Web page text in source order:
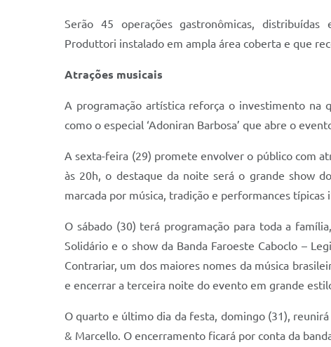
Serão 45 operações gastronômicas,
Produttori instalado em ampla área coberta e que
Atrações musicais
A programação artística reforça o investimento na
como o especial ‘Adoniran Barbosa’ que abre o
A sexta-feira (29) promete envolver o público com
às 20h, o destaque da noite será o grande show
marcada por música, tradição e performances típicas
O sábado (30) terá programação para toda a
Solidário e o show da Banda Faroeste Caboclo –
Contrariar, um dos maiores nomes da música
e encerrar a terceira noite do evento em grande
O quarto e último dia da festa, domingo (31),
& Marcello. O encerramento ficará por conta da